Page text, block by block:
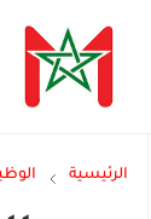
الرئيسية